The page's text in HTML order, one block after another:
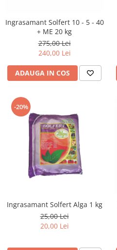
Ingrasamant Solfert 10 - 5 - 40
+ ME 20 kg
275,00 Lei
240,00 Lei
ADAUGA IN COS
-20%
Ingrasamant Solfert Alga 1 kg
25,00 Lei
20,00 Lei